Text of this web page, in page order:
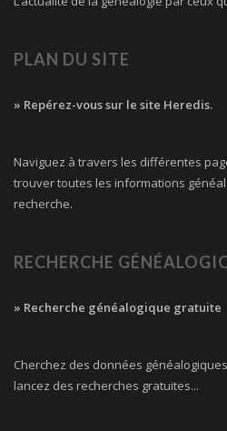
PLAN DU SITE
» Repérez-vous sur le site Heredis.
Naviguez à travers les différentes
trouver toutes les informations
recherche.
RECHERCHE
» Recherche généalogique gratuite
Cherchez des données
lancez des recherches gratuites...